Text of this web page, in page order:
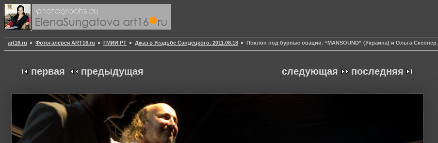
art16.ru Фотогалерея ART16.ru ГМИИ РТ Джаз в Усадьбе Сандецкого. 2011.08.18 Поклон под бурные овации. “MANSOUND” (Украина) и Ольга Скепнер
следующая последняя
первая предыдущая